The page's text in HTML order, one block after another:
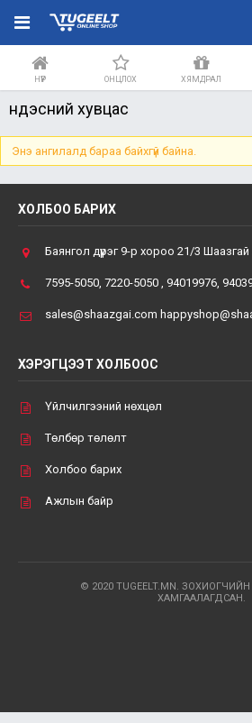
НҮҮР ОНЦЛОХ ХЯМДРАЛ
Үндэсний хувцас
Энэ ангилалд бараа байхгүй байна.
ХОЛБОО БАРИХ
Баянгол дүүрэг 9-р хороо 21/3
7595-5050, 7220-5050 , 94019976,
sales@shaazgai.com
ХЭРЭГЦЭЭТ ХОЛБООС
Үйлчилгээний нөхцөл
Төлбөр төлөлт
Холбоо барих
Ажлын байр
© 2020 TUGEELT.MN.
ХАМГААЛАГДСАН.